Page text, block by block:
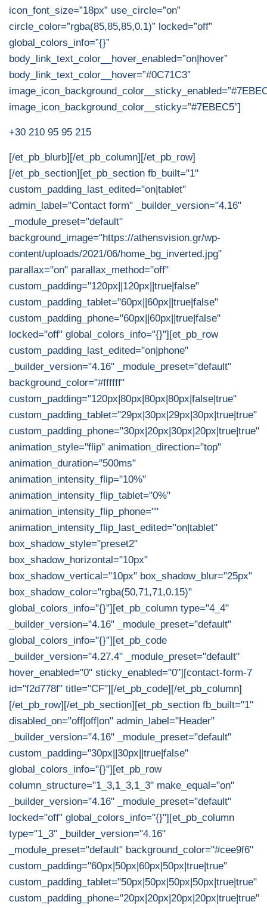
icon_font_size=”18px” use_circle=”on”
circle_color=”rgba(85,85,85,0.1)” locked=”off”
global_colors_info=”{}”
body_link_text_color__hover_enabled=”on|hover”
body_link_text_color__hover=”#0C71C3″
image_icon_background_color__sticky=”#7EBEC5″]
+30 210 95 95 215
[/et_pb_blurb][/et_pb_column][/et_pb_row]
[/et_pb_section][et_pb_section fb_built="1"
custom_padding_last_edited="on|tablet"
admin_label="Contact form" _builder_version="4.16"
_module_preset="default"
background_image="https://athensvision.gr/wp-
content/uploads/2021/06/home_bg_inverted.jpg"
parallax="on" parallax_method="off"
custom_padding="120px||120px||true|false"
custom_padding_tablet="60px||60px||true|false"
custom_padding_phone="60px||60px||true|false"
locked="off" global_colors_info="{}"][et_pb_row
custom_padding_last_edited="on|phone"
_builder_version="4.16" _module_preset="default"
background_color="#ffffff"
custom_padding="120px|80px|80px|80px|false|true"
custom_padding_tablet="29px|30px|29px|30px|true|true"
custom_padding_phone="30px|20px|30px|20px|true|true"
animation_style="flip" animation_direction="top"
animation_duration="500ms"
animation_intensity_flip="10%"
animation_intensity_flip_tablet="0%"
animation_intensity_flip_phone=""
animation_intensity_flip_last_edited="on|tablet"
box_shadow_style="preset2"
box_shadow_horizontal="10px"
box_shadow_vertical="10px" box_shadow_blur="25px"
box_shadow_color="rgba(50,71,71,0.15)"
global_colors_info="{}"][et_pb_column type="4_4"
_builder_version="4.16" _module_preset="default"
global_colors_info="{}"][et_pb_code
_builder_version="4.27.4" _module_preset="default"
hover_enabled="0" sticky_enabled="0"][contact-form-7
id="f2d778f" title="CF"][/et_pb_code][/et_pb_column]
[/et_pb_row][/et_pb_section][et_pb_section fb_built="1"
disabled_on="off|off|on" admin_label="Header"
_builder_version="4.16" _module_preset="default"
custom_padding="30px||30px||true|false"
global_colors_info="{}"][et_pb_row
column_structure="1_3,1_3,1_3" make_equal="on"
_builder_version="4.16" _module_preset="default"
locked="off" global_colors_info="{}"][et_pb_column
type="1_3" _builder_version="4.16"
_module_preset="default" background_color="#cee9f6"
custom_padding="60px|50px|60px|50px|true|true"
custom_padding_tablet="50px|50px|50px|50px|true|true"
custom_padding_phone="20px|20px|20px|20px|true|true"